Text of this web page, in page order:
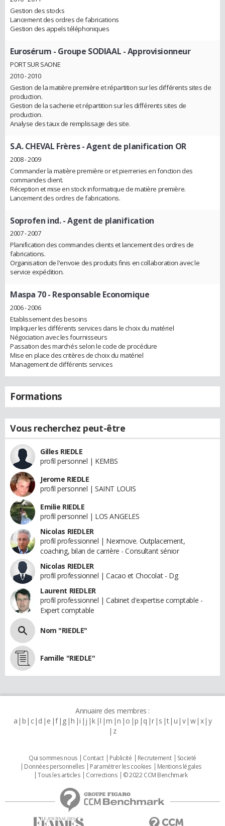
Gestion des stocks
Lancement des ordres de fabrications
Gestion des appels téléphoniques
Eurosérum - Groupe SODIAAL - Approvisionneur
PORT SUR SAONE
2010 - 2010
Gestion de la matière première et répartition sur les différents sites de
production.
Gestion de la sacherie et répartition sur les différents sites de
production.
Analyse des taux de remplissage des site.
S.A. CHEVAL Frères- Agent de planification OR
2008 - 2009
Commander la matière première or et pierreries en fonction des
commandes client.
Réception et mise en stock informatique de matière première.
Lancement des ordres de fabrications.
Soprofen ind.- Agent de planification
2007 - 2007
Planification des commandes clients et lancement des ordres de
fabrications.
Organisation de l'envoie des produits finis en collaboration avec le
service expédition.
Maspa 70- Responsable Economique
2006 - 2006
Etablissement des besoins
Impliquer les différents services dans le choix du matériel
Négociation avec les fournisseurs
Passation des marchés selon le code de procédure
Mise en place des critères de choix du matériel
Management de différents services
Formations
Vous recherchez peut-être
Gilles RIEDLE
profil personnel | KEMBS
Jerome RIEDLE
profil personnel | SAINT LOUIS
Emilie RIEDLE
profil personnel | LOS ANGELES
Nicolas RIEDLER
profil professionnel | Nexmove. Outplacement,
coaching, bilan de carrière - Consultant sénior
Nicolas RIEDLER
profil professionnel | Cacao et Chocolat - Dg
Laurent RIEDLER
profil professionnel | Cabinet d'expertise comptable -
Expert comptable
Nom "RIEDLE"
Famille "RIEDLE"
Annuaire des membres :
a b c d e f g h i j k l m n o p q r s t u v w x y
z
Qui sommes nous Contact Publicité Recrutement
Societé
Données personnelles
Paramétrer les cookies
Mentions légales
Tous les articles
Corrections © 2022 CCM Benchmark